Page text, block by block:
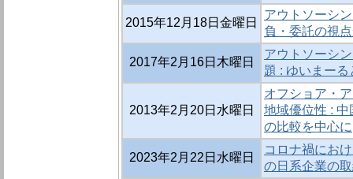
2015年12月18日金曜日
アウトソーシ
負・委託の視
2017年2月16日木曜日
アウトソーシ
題 : ゆいまー
2013年2月20日水曜日
オフショア・
地域優位性 :
の比較を中心に
2023年2月22日水曜日
コロナ禍にお
の日系企業の